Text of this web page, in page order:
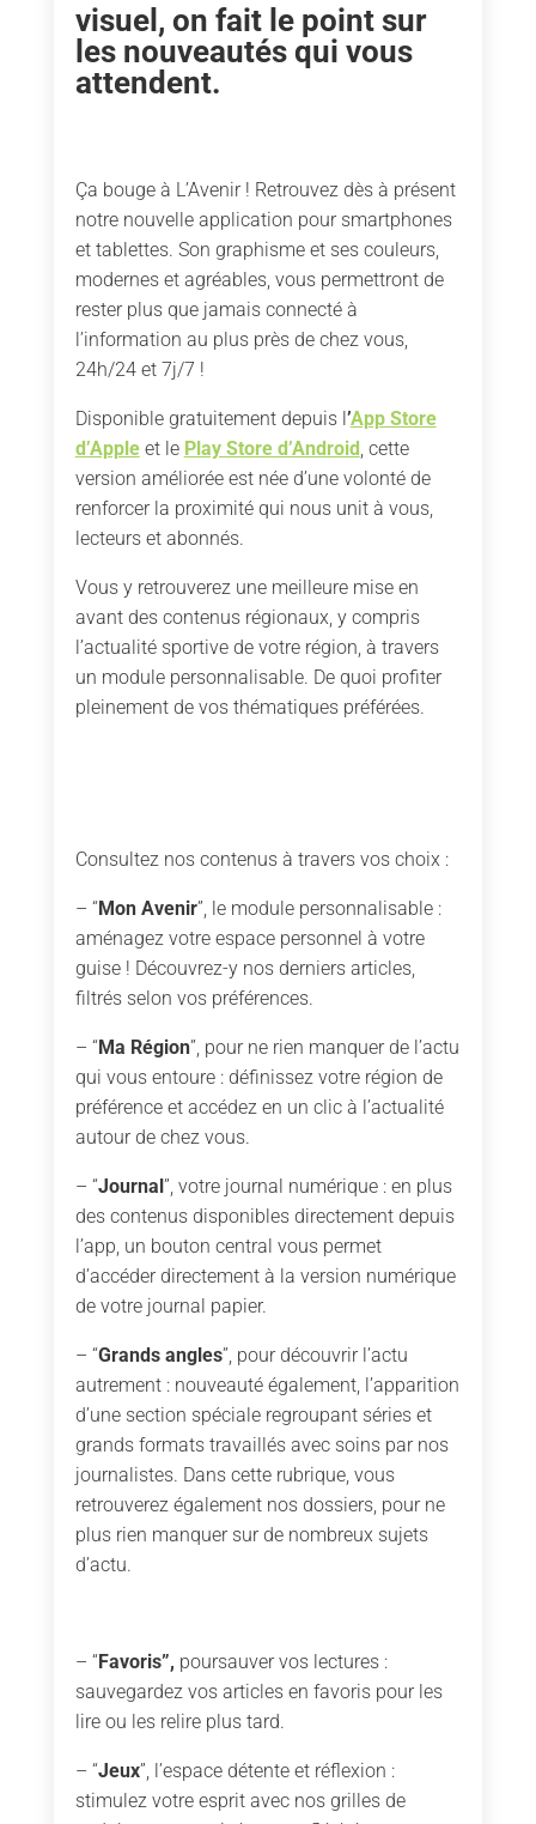
visuel, on fait le point sur
les nouveautés qui vous
attendent.
Ça bouge à L’Avenir ! Retrouvez dès à présent
notre nouvelle application pour smartphones
et tablettes. Son graphisme et ses couleurs,
modernes et agréables, vous permettront de
rester plus que jamais connecté à
l’information au plus près de chez vous,
24h/24 et 7j/7 !
Disponible gratuitement depuis l’App Store
d’Appleet le Play Store d’Android, cette
version améliorée est née d’une volonté de
renforcer la proximité qui nous unit à vous,
lecteurs et abonnés.
Vous y retrouverez une meilleure mise en
avant des contenus régionaux, y compris
l’actualité sportive de votre région, à travers
un module personnalisable. De quoi profiter
pleinement de vos thématiques préférées.
Consultez nos contenus à travers vos choix :
– “Mon Avenir”, le module personnalisable :
aménagez votre espace personnel à votre
guise ! Découvrez-y nos derniers articles,
filtrés selon vos préférences.
– “Ma Région”, pour ne rien manquer de l’actu
qui vous entoure : définissez votre région de
préférence et accédez en un clic à l’actualité
autour de chez vous.
– “Journal”, votre journal numérique : en plus
des contenus disponibles directement depuis
l’app, un bouton central vous permet
d’accéder directement à la version numérique
de votre journal papier.
– “Grands angles”, pour découvrir l’actu
autrement : nouveauté également, l’apparition
d’une section spéciale regroupant séries et
grands formats travaillés avec soins par nos
journalistes. Dans cette rubrique, vous
retrouverez également nos dossiers, pour ne
plus rien manquer sur de nombreux sujets
d’actu.
– “Favoris”, poursauver vos lectures :
sauvegardez vos articles en favoris pour les
lire ou les relire plus tard.
– “Jeux”, l’espace détente et réflexion :
stimulez votre esprit avec nos grilles de